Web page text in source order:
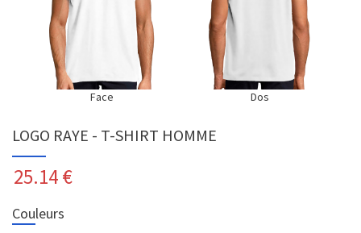
Face Dos
LOGO RAYE - T-SHIRT HOMME
25.14€
Couleurs